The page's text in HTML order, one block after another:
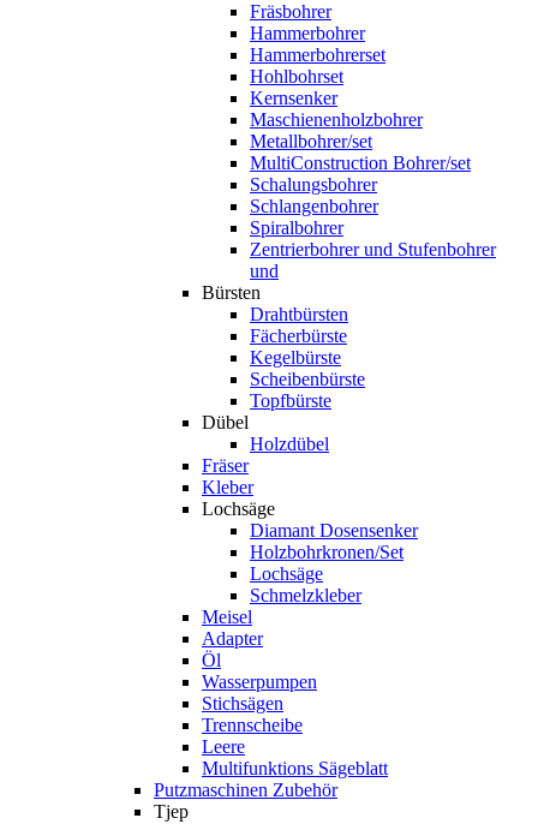
Fräsbohrer
Hammerbohrer
Hammerbohrerset
Hohlbohrset
Kernsenker
Maschienenholzbohrer
Metallbohrer/set
MultiConstruction Bohrer/set
Schalungsbohrer
Schlangenbohrer
Spiralbohrer
Zentrierbohrer und Stufenbohrer
und
Bürsten
Drahtbürsten
Fächerbürste
Kegelbürste
Scheibenbürste
Topfbürste
Dübel
Holzdübel
Fräser
Kleber
Lochsäge
Diamant Dosensenker
Holzbohrkronen/Set
Lochsäge
Schmelzkleber
Meisel
Adapter
Öl
Wasserpumpen
Stichsägen
Trennscheibe
Leere
Multifunktions Sägeblatt
Putzmaschinen Zubehör
Tjep